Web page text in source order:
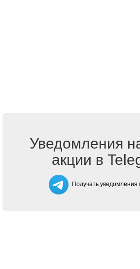
Уведомления
акции в
Получать уведомления